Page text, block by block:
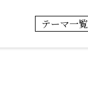
テーマ一覧